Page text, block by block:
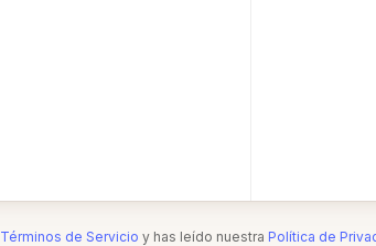
Términos de Servicio y has leído nuestra Política de